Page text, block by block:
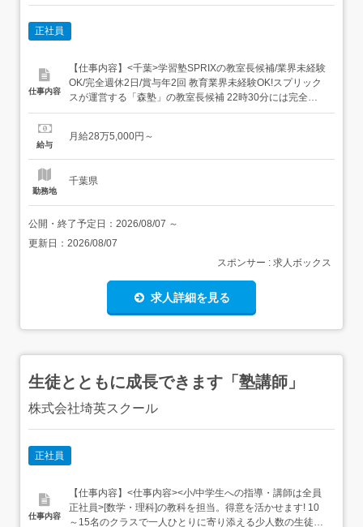
正社員
仕事内容
【仕事内容】<千葉>学習塾SPRIXの教室長候補/業界未経験
OK/完全週休2日/賞与年2回 教育業界未経験OK!スプリック
スが運営する「森塾」の教室長候補 22時30分には完全退
社 完全週休2日制!ユニークな休暇制度もあり 賞与年2回支
仕事内容 >・アルバイト講師のマネジメント・学習プラン
給与
月給28万5,000円～
勤務地
千葉県
公開・終了予定日： 2026/08/07 ～
更新日： 2026/08/07
スポンサー : 求人ボックス
求人詳細を見る
生徒とともに成長できます「塾講師」
株式会社埼英スクール
正社員
仕事内容
【仕事内容】<仕事内容><小/中学生への指導・講師は全員
正社員>[数学・理科]の教科を担当。得意を活かせます! 10
～15名のクラスで一人ひとりに寄り添える少人数の生徒を